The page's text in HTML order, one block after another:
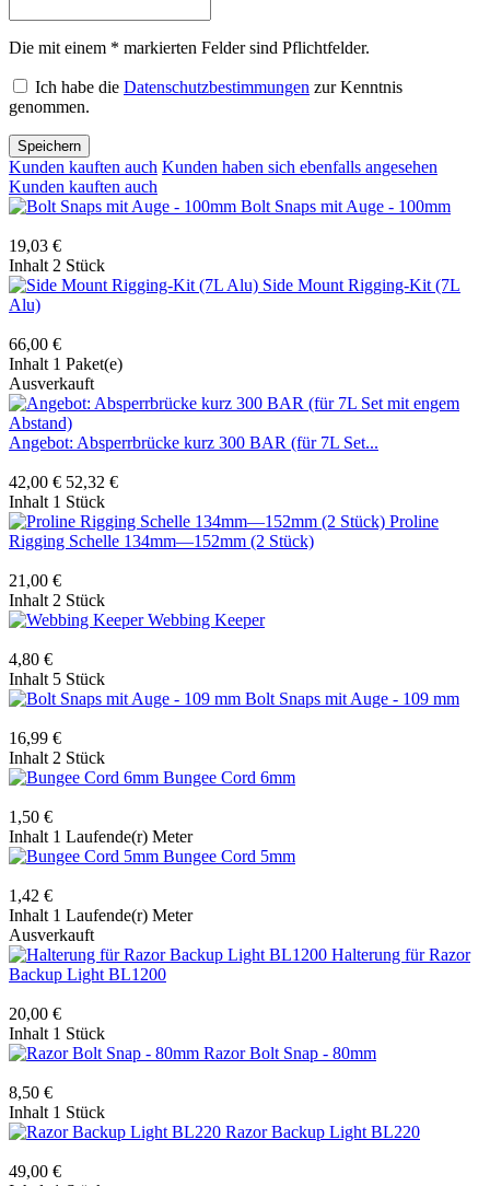
Die mit einem * markierten Felder sind Pflichtfelder.
Ich habe die Datenschutzbestimmungen zur Kenntnis
genommen.
Speichern
Kunden kauften auch Kunden haben sich ebenfalls angesehen
Kunden kauften auch
Bolt Snaps mit Auge - 100mm
19,03 €
Inhalt 2 Stück
Side Mount Rigging-Kit (7L
Alu)
66,00 €
Inhalt 1 Paket(e)
Ausverkauft
Angebot: Absperrbrücke kurz 300 BAR (für 7L Set...
42,00 € 52,32 €
Inhalt 1 Stück
Proline
Rigging Schelle 134mm—152mm (2 Stück)
21,00 €
Inhalt 2 Stück
Webbing Keeper
4,80 €
Inhalt 5 Stück
Bolt Snaps mit Auge - 109 mm
16,99 €
Inhalt 2 Stück
Bungee Cord 6mm
1,50 €
Inhalt 1 Laufende(r) Meter
Bungee Cord 5mm
1,42 €
Inhalt 1 Laufende(r) Meter
Ausverkauft
Halterung für Razor
Backup Light BL1200
20,00 €
Inhalt 1 Stück
Razor Bolt Snap - 80mm
8,50 €
Inhalt 1 Stück
Razor Backup Light BL220
49,00 €